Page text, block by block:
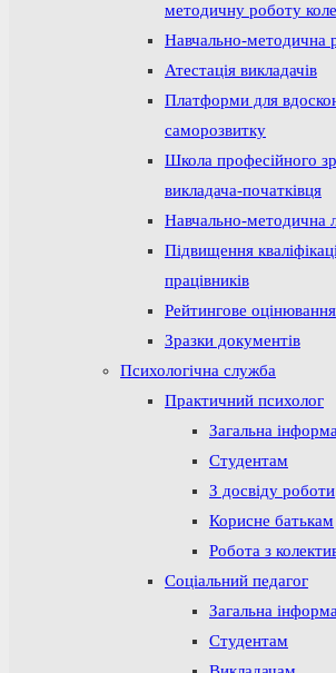
методичну роботу
Навчально-методична
Атестація викладачів
Платформи для
саморозвитку
Школа професійного
викладача-початківця
Навчально-методична
Підвищення
працівників
Рейтингове оцінювання
Зразки документів
Психологічна служба
Практичний психолог
Загальна
Студентам
З досвіду роботи
Корисне батькам
Робота з
Соціальний педагог
Загальна
Студентам